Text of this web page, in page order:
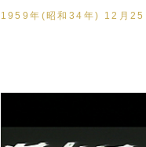
1959年(昭和34年) 12月25